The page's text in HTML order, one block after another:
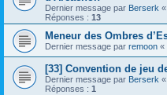
Dernier message par Berserk «
Réponses : 13
Meneur des Ombres
Dernier message par remoon «
[33] Convention de jeu
Dernier message par Berserk «
Réponses : 1